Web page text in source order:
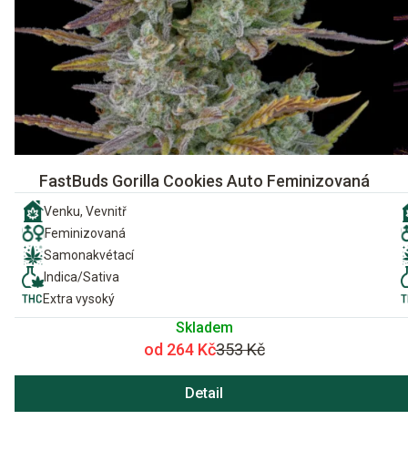
FastBuds Gorilla Cookies Auto Feminizovaná
Venku, Vevnitř
Feminizovaná
Samonakvétací
Indica/Sativa
Extra vysoký
Skladem
od 264 Kč353 Kč
Detail